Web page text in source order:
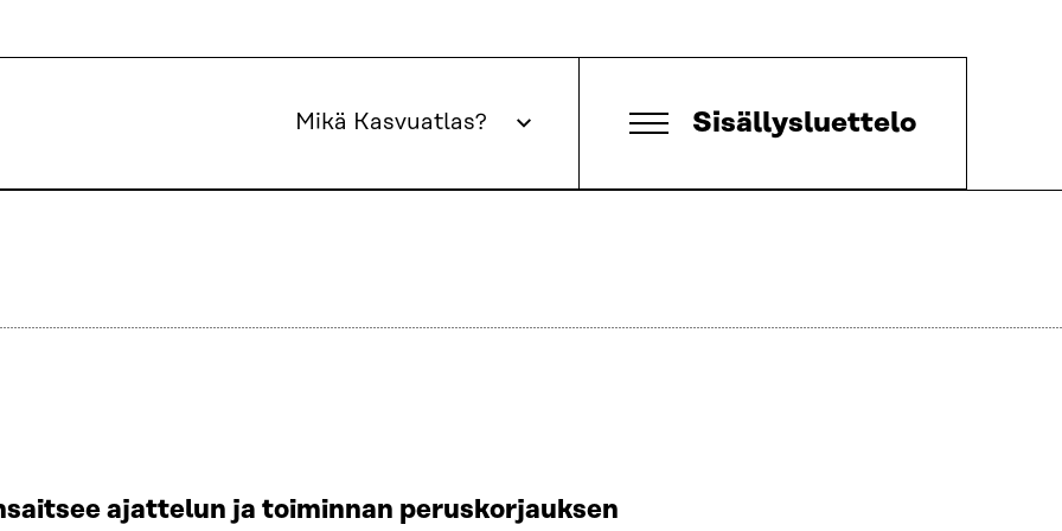
Mikä Kasvuatlas?
Sisällysluettelo
ajattelun ja toiminnan peruskorjauksen